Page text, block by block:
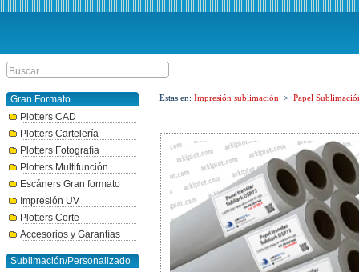
Gran Formato
Plotters CAD
Plotters Cartelería
Plotters Fotografía
Plotters Multifunción
Escáners Gran formato
Impresión UV
Plotters Corte
Accesorios y Garantías
Sublimación/Personalizado
Estas en: Impresión sublimación > Papel